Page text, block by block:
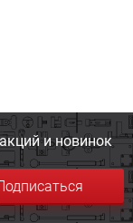
и новинок